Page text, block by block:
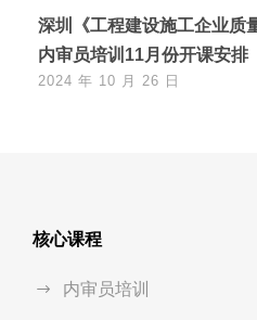
深圳《工程建设施工企业质
内审员培训11月份开课安排
2024 年 10 月 26 日
核心课程
内审员培训